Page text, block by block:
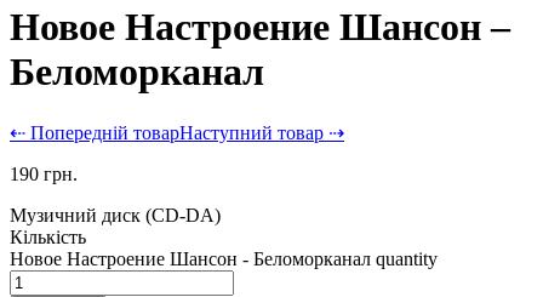
Новое Настроение Шансон –
Беломорканал
⇠ Попередній товарНаступний товар ⇢
190 грн.
Музичний диск (CD-DA)
Кількість
Новое Настроение Шансон - Беломорканал quantity